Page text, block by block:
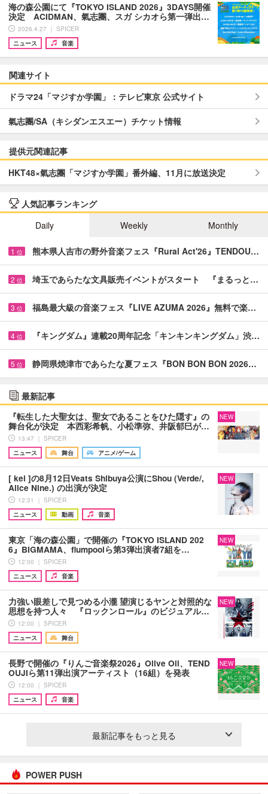
海の森公園にて『TOKYO ISLAND 2026』3DAYS開催
決定 ACIDMAN、氣志團、スガ シカオら第⼀弾出…
2026.4.27 ｜ SPICER
ニュース
音楽
関連サイト
ドラマ24「マジすか学園」：テレビ東京 公式サイト
氣志團/SA（キシダンエスエー）チケット情報
提供元関連記事
HKT48×氣志團「マジすか学園」番外編、11月に放送決定
人気記事ランキング
Daily
Weekly Monthly
1 位 熊本県人吉市の野外音楽フェス『Rural Act'26』TENDOU…
2 位 埼玉であらたな文具販売イベントがスタート 『まるっと…
3 位 福島最大級の音楽フェス『LIVE AZUMA 2026』無料で楽…
4 位 『キングダム』連載20周年記念「キンキンキングダム」渋…
5 位 静岡県焼津市であらたな夏フェス『BON BON BON 2026…
最新記事
『転生した大聖女は、聖女であることをひた隠す』の
舞台化が決定 本西彩希帆、小松準弥、井阪郁巳が…
13:47 ｜ SPICER
ニュース
舞台 アニメ/ゲーム
NEW
[ kei ]の8月12日Veats Shibuya公演にShou (Verde/,
Alice Nine.) の出演が決定
12:31 ｜ SPICER
ニュース
動画 音楽
NEW
東京「海の森公園」で開催の『TOKYO ISLAND 202
6』BIGMAMA、flumpoolら第3弾出演者7組を…
12:00 ｜ SPICER
ニュース
音楽
NEW
力強い眼差しで見つめる小瀧 望演じるヤンと対照的な
思想を持つ人々 『ロックンロール』のビジュアル…
12:00 ｜ SPICER
ニュース
舞台
NEW
長野で開催の『りんご音楽祭2026』Olive Oil、TEND
OUJIら第11弾出演アーティスト（16組）を発表
12:00 ｜ SPICER
ニュース
音楽
NEW
最新記事をもっと見る
POWER PUSH